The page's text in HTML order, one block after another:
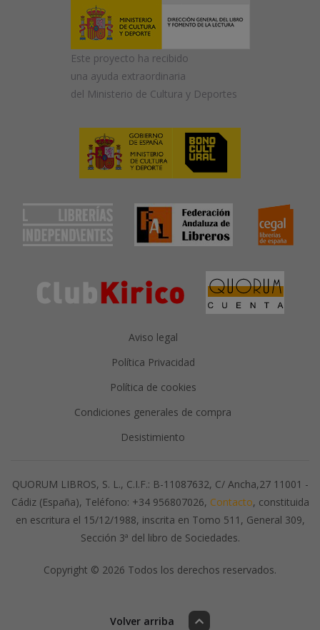
Este proyecto ha recibido
una ayuda extraordinaria
del Ministerio de Cultura y Deportes
Aviso legal
Política Privacidad
Política de cookies
Condiciones generales de compra
Desistimiento
QUORUM LIBROS, S. L., C.I.F.: B-11087632, C/ Ancha,27 11001 -
Cádiz (España), Teléfono: +34 956807026, Contacto, constituida
en escritura el 15/12/1988, inscrita en Tomo 511, General 309,
Sección 3ª del libro de Sociedades.
Copyright © 2026 Todos los derechos reservados.
Volver arriba